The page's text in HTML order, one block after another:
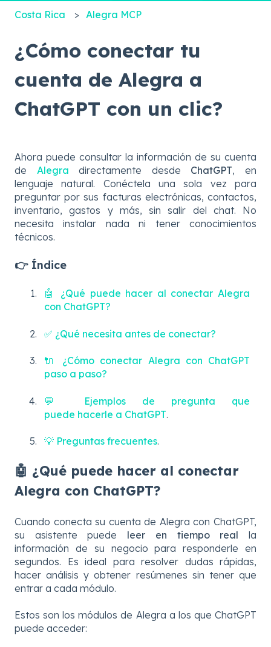
Costa Rica Alegra MCP
¿Cómo conectar tu
cuenta de Alegra a
ChatGPT con un clic?
Ahora puede consultar la información de su cuenta
de Alegra directamente desde ChatGPT, en
lenguaje natural. Conéctela una sola vez para
preguntar por sus facturas electrónicas, contactos,
inventario, gastos y más, sin salir del chat. No
necesita instalar nada ni tener conocimientos
técnicos.
👉 Índice
🤖 ¿Qué puede hacer al conectar Alegra
con ChatGPT?
✅ ¿Qué necesita antes de conectar?
🔌 ¿Cómo conectar Alegra con ChatGPT
paso a paso?
💬 Ejemplos de pregunta que
puede hacerle a ChatGPT.
💡 Preguntas frecuentes.
🤖 ¿Qué puede hacer al conectar
Alegra con ChatGPT?
Cuando conecta su cuenta de Alegra con ChatGPT,
su asistente puede leer en tiempo real la
información de su negocio para responderle en
segundos. Es ideal para resolver dudas rápidas,
hacer análisis y obtener resúmenes sin tener que
entrar a cada módulo.
Estos son los módulos de Alegra a los que ChatGPT
puede acceder: